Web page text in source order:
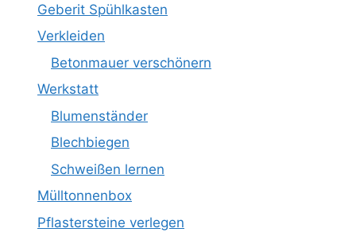
Geberit Spühlkasten
Verkleiden
Betonmauer verschönern
Werkstatt
Blumenständer
Blechbiegen
Schweißen lernen
Mülltonnenbox
Pflastersteine verlegen